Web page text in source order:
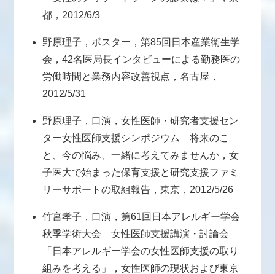
都，2012/6/3
野原理子，ポスター，第85回日本産業衛生学
会，42名医局長インタビューによる勤務医の
労働時間と業務内容改善視点，名古屋，
2012/5/31
野原理子，口演，女性医師・研究者支援セン
ター女性医師支援シンポジウム 将来のこ
と、今の悩み、一緒に考えてみませんか，女
子医大で始まった保育支援と研究支援ファミ
リーサポートの取組報告，東京，2012/5/26
竹宮孝子，口演，第61回日本アレルギー学会
秋季学術大会 女性医師支援講演・討論会
「日本アレルギー学会の女性医師支援の取り
組みを考える」，女性医師の現状および東京